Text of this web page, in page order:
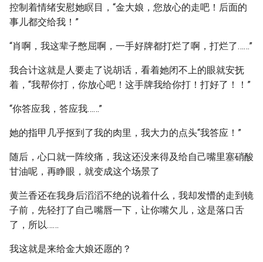
控制着情绪安慰她瞑目，“金大娘，您放心的走吧！后面的
事儿都交给我！”
“肖啊，我这辈子憋屈啊，一手好牌都打烂了啊，打烂了……”
我合计这就是人要走了说胡话，看着她闭不上的眼就安抚
着，“我帮你打，你放心吧！这手牌我给你打！打好了！！”
“你答应我，答应我……”
她的指甲几乎抠到了我的肉里，我大力的点头“我答应！”
随后，心口就一阵绞痛，我这还没来得及给自己嘴里塞硝酸
甘油呢，再睁眼，就变成这个场景了
黄兰香还在我身后滔滔不绝的说着什么，我却发懵的走到镜
子前，先轻打了自己嘴唇一下，让你嘴欠儿，这是落口舌
了，所以……
我这就是来给金大娘还愿的？